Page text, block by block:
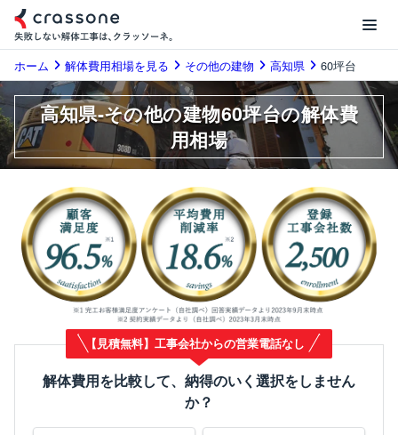
ホーム 解体費用相場を見る その他の建物 高知県 60坪台
高知県-その他の建物60坪台の解体費
用相場
【見積無料】工事会社からの営業電話なし
解体費用を比較して、納得のいく選択をしません
か？